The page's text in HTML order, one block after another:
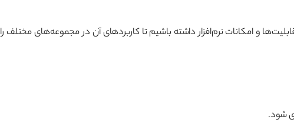
و امکانات نرم‌افزار داشته باشیم تا کاربردهای آن در مجموعه‌های مختلف را
شود.